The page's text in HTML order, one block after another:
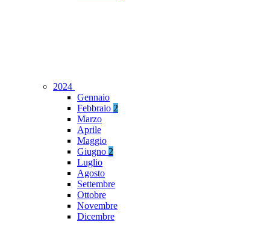
2024
Gennaio
Febbraio 2
Marzo
Aprile
Maggio
Giugno 2
Luglio
Agosto
Settembre
Ottobre
Novembre
Dicembre